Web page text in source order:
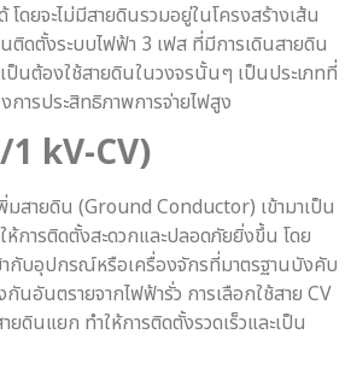
ยจะไม่มีสายดินรวมอยู่ในโครงสร้างเส้น
นติดตั้งระบบไฟฟ้า 3 เฟส ที่มีการเดินสายดิน
ป็นต้องใช้สายดินในวงจรนั้นๆ เป็นประเภทที่
ารประสิทธิภาพการจ่ายไฟสูง
kV-CV)
มสายดิน (Ground Conductor) เข้ามาเป็น
การติดตั้งสะดวกและปลอดภัยยิ่งขึ้น โดย
ากับอุปกรณ์หรือเครื่องจักรที่มาตรฐานบังคับ
นอันตรายจากไฟฟ้ารั่ว การเลือกใช้สาย CV
ดินแยก ทำให้การติดตั้งรวดเร็วและเป็น